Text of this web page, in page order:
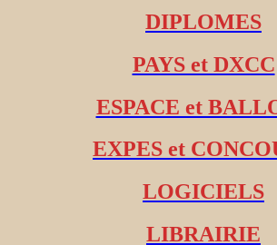
DIPLOMES
PAYS et DXCC
ESPACE et
EXPES et
LOGICIELS
LIBRAIRIE